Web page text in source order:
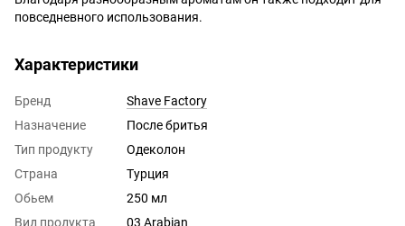
повседневного использования.
Характеристики
Бренд
Shave Factory
Назначение
После бритья
Тип продукту
Одеколон
Страна
Турция
Обьем
250 мл
Вид продукта
03 Arabian